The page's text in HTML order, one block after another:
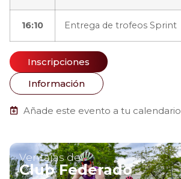
16:10 Entrega de trofeos Sprint
Inscripciones
Información
Añade este evento a tu calendario
Ventajas del
Club Federado